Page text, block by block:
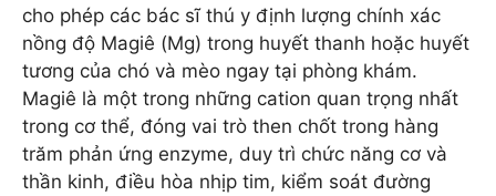
cho phép các bác sĩ thú y định lượng chính xác
nồng độ Magiê (Mg) trong huyết thanh hoặc huyết
tương của chó và mèo ngay tại phòng khám.
Magiê là một trong những cation quan trọng nhất
trong cơ thể, đóng vai trò then chốt trong hàng
trăm phản ứng enzyme, duy trì chức năng cơ và
thần kinh, điều hòa nhịp tim, kiểm soát đường